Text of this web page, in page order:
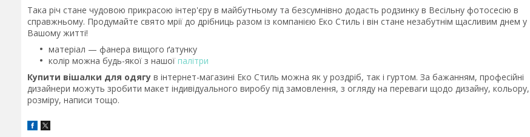
Така річ стане чудовою прикрасою інтер'єру в майбутньому та безсумнівно додасть родзинку в Весільну фотосесію в
справжньому. Продумайте свято мрії до дрібниць разом із компанією Еко Стиль і він стане незабутнім щасливим днем у
Вашому житті!
матеріал — фанера вищого ґатунку
колір можна будь-якої з нашої палітри
Купити вішалки для одягу в інтернет-магазині Еко Стиль можна як у роздріб, так і гуртом. За бажанням, професійні
дизайнери можуть зробити макет індивідуального виробу під замовлення, з огляду на переваги щодо дизайну, кольору,
розміру, написи тощо.